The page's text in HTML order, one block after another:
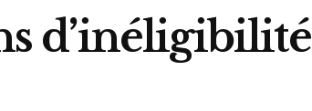
d’inéligibilité